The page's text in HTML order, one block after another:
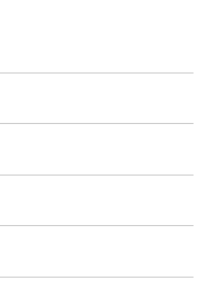
HÈ NĂM 2026